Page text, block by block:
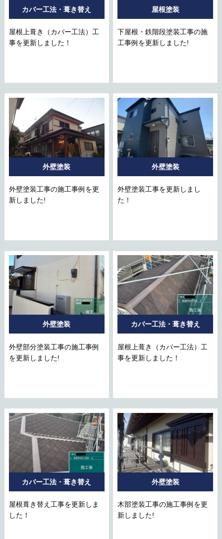
カバー工法・葺き替え
屋根上葺き（カバー工法）工
事を更新しました！
屋根塗装
下屋根・鉄階段塗装工事の施
工事例を更新しました!
外壁塗装
外壁塗装工事の施工事例を更
新しました!
外壁塗装
外壁塗装工事を更新しまし
た！
外壁塗装
外壁部分塗装工事の施工事例
を更新しました!
カバー工法・葺き替え
屋根上葺き（カバー工法）工
事を更新しました！
カバー工法・葺き替え
屋根葺き替え工事を更新しま
した！
外壁塗装
木部塗装工事の施工事例を更
新しました!